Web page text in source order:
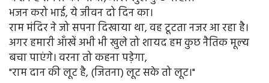
भजन करो भाई, ये जीवन दो दिन का।
राम मंदिर ने जो सपना दिखाया था, वह टूटता नजर आ रहा है।
अगर हमारी आँखें अभी भी खुले तो शायद हम कुछ नैतिक मूल्य
बचा पाएंगे। वरना तो कहना पड़ेगा,
"राम दान की लूट है, (जितना) लूट सके तो लूट।"